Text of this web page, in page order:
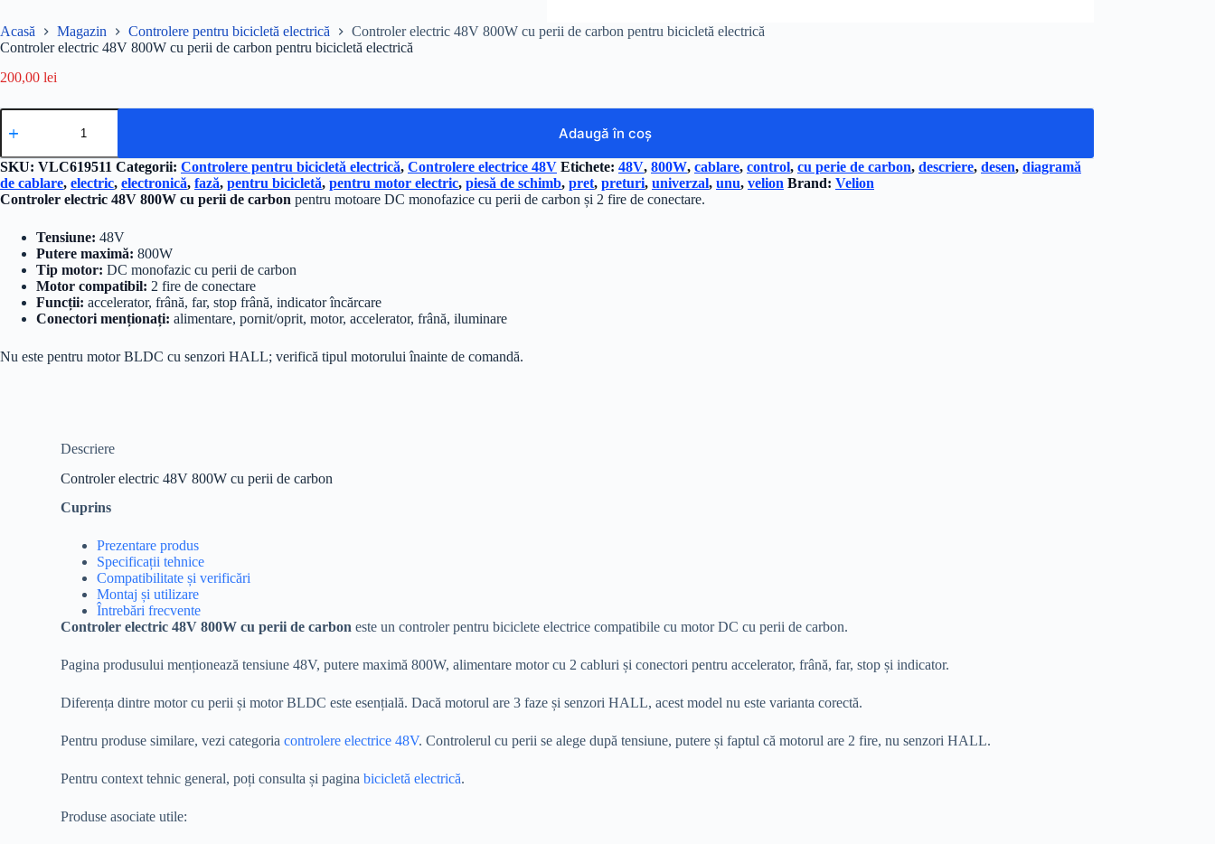
Acasă Magazin Controlere pentru bicicletă electrică
Controler electric 48V 800W cu perii de carbon pentru bicicletă electrică
Controler electric 48V 800W cu perii de carbon pentru bicicletă electrică
200,00 lei
Cantitate
Controler
48V
800W
cu
perii
carbon
pentru
bicicletă
electrică
Adaugă în coș
SKU: VLC619511 Categorii: Controlere pentru bicicletă electrică, Controlere electrice 48V Etichete: 48V, 800W, cablare, control, cu perie de carbon, descriere, desen, diagramă
de cablare, electric, electronică, fază, pentru bicicletă, pentru motor electric, piesă de schimb, pret, preturi, univerzal, unu, velion Brand: Velion
Controler electric 48V 800W cu perii de carbon pentru motoare DC monofazice cu perii de carbon și 2 fire de conectare.
Tensiune: 48V
Putere maximă: 800W
Tip motor: DC monofazic cu perii de carbon
Motor compatibil: 2 fire de conectare
Funcții: accelerator, frână, far, stop frână, indicator încărcare
Conectori menționați: alimentare, pornit/oprit, motor, accelerator, frână, iluminare
Nu este pentru motor BLDC cu senzori HALL; verifică tipul motorului înainte de comandă.
Descriere
Controler electric 48V 800W cu perii de carbon
Cuprins
Prezentare produs
Specificații tehnice
Compatibilitate și verificări
Montaj și utilizare
Întrebări frecvente
Controler electric 48V 800W cu perii de carbon este un controler pentru biciclete electrice compatibile cu motor DC cu perii de carbon.
Pagina produsului menționează tensiune 48V, putere maximă 800W, alimentare motor cu 2 cabluri și conectori pentru accelerator, frână, far, stop și indicator.
Diferența dintre motor cu perii și motor BLDC este esențială. Dacă motorul are 3 faze și senzori HALL, acest model nu este varianta corectă.
Pentru produse similare, vezi categoriacontrolere electrice 48V. Controlerul cu perii se alege după tensiune, putere și faptul că motorul are 2 fire, nu senzori HALL.
Pentru context tehnic general, poți consulta și paginabicicletă electrică.
Produse asociate utile: